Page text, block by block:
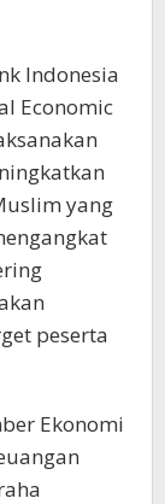
Indonesia
Economic
yang
peserta
Ekonomi